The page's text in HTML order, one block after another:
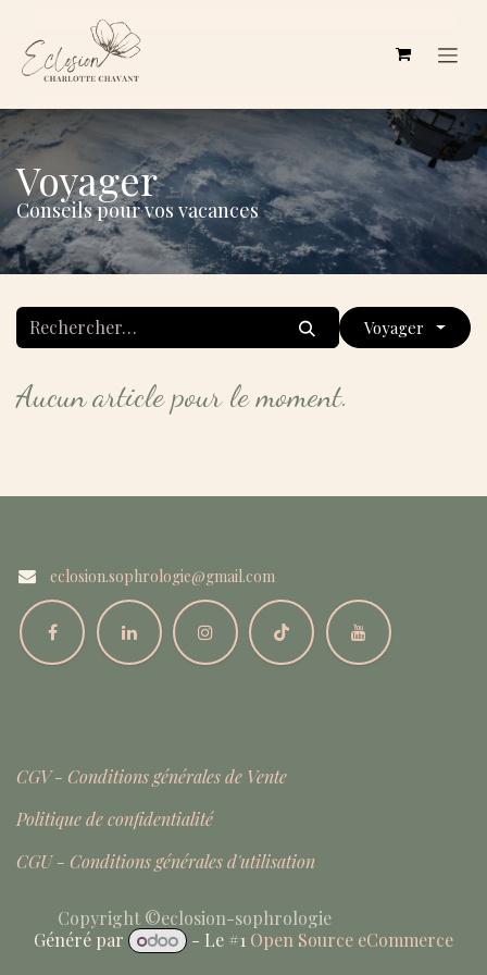
Voyager
Conseils pour vos vacances
Voyager
Aucun article pour le moment.
eclosion.sophrologie@gmail.com
CGV - Conditions générales de Vente
Politique de confidentialité
CGU - Conditions générales d'utilisation
Copyright ©eclosion-sophrologie
Généré par
- Le #1 Open Source eCommerce